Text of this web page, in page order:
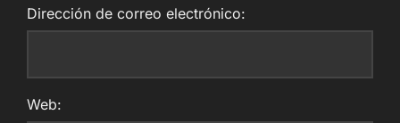
Dirección de correo electrónico:
Web: